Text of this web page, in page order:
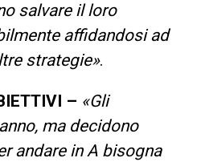
salvare il loro
affidandosi ad
strategie».
– «Gli
ma decidono
andare in A bisogna